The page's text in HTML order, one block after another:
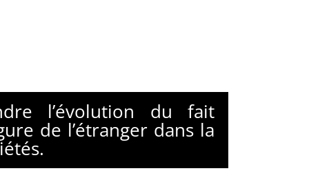
l’évolution du fait
de l’étranger dans la